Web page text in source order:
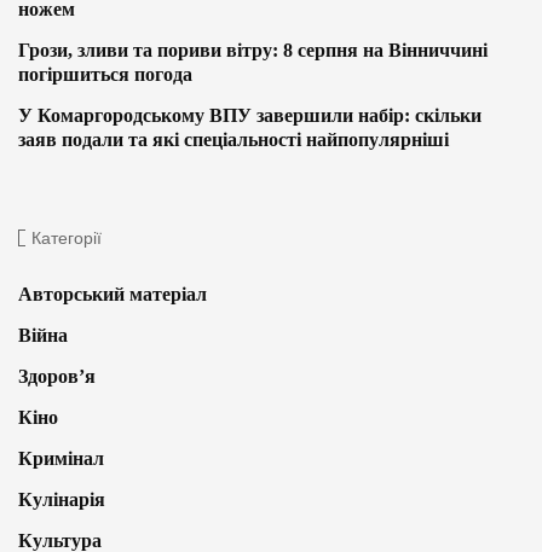
ножем
Грози, зливи та пориви вітру: 8 серпня на Вінниччині
погіршиться погода
У Комаргородському ВПУ завершили набір: скільки
заяв подали та які спеціальності найпопулярніші
Категорії
Авторський матеріал
Війна
Здоров’я
Кіно
Кримінал
Кулінарія
Культура